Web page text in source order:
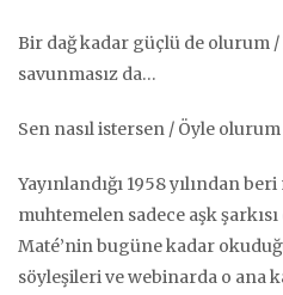
Bir dağ kadar güçlü de olurum /
savunmasız da…
Sen nasıl istersen / Öyle olurum
Yayınlandığı 1958 yılından
muhtemelen sadece aşk
Maté’nin bugüne kadar
söyleşileri ve webinarda o ana